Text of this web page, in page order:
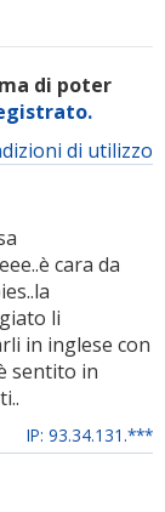
di poter
di utilizzo
cara da
li
in inglese con
sentito in
IP: 93.34.131.***